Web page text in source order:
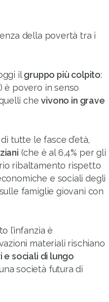
della povertà tra i
ilgruppo più colpito:
è povero in senso
chevivono in grave
tutte le fasce d’età,
(che è al 6,4% per gli
ribaltamento rispetto
e sociali degli
famiglie giovani con
l’infanzia è
materiali rischiano
sociali di lungo
società futura di